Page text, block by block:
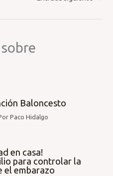
Baloncesto
Paco Hidalgo
en casa!
para controlar la
el embarazo